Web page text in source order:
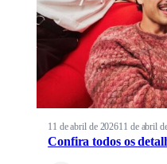
11 de abril de 202611 de abril
Confira todos os